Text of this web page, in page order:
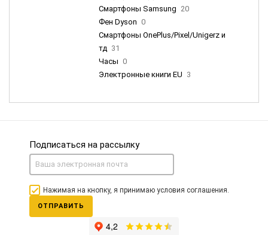
Смартфоны Samsung 20
Фен Dyson 0
Смартфоны OnePlus/Pixel/Unigerz и
тд 31
Часы 0
Электронные книги EU 3
Подписаться на рассылку
Нажимая на кнопку, я принимаю условия соглашения.
ОТПРАВИТЬ